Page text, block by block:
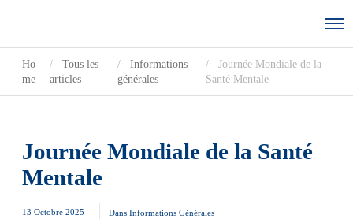
Ho
me
Tous les
articles
Informations
générales
Journée Mondiale de la
Santé Mentale
Journée Mondiale de la Santé
Mentale
13 Octobre 2025 Dans Informations Générales